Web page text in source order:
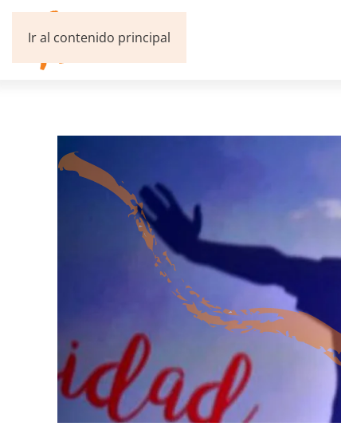
Ir al contenido principal